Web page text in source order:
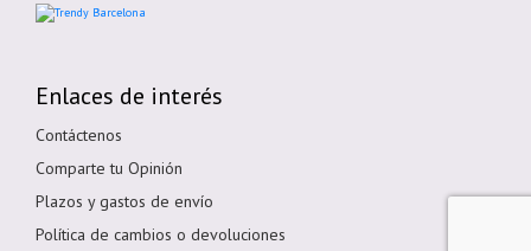
Enlaces de interés
Contáctenos
Comparte tu Opinión
Plazos y gastos de envío
Política de cambios o devoluciones